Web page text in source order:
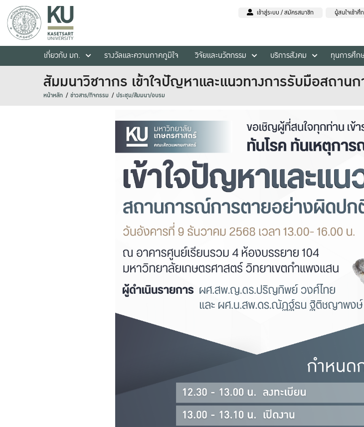
เข้าสู่ระบบ / สมัครสมาชิก ผู้สนใจเข้าศึ
เกี่ยวกับ มก.
รางวัลและความภาคภูมิใจ วิจัยและนวัตกรรม บริการสังคม ทุนการศึก
สัมมนาวิชาากร เข้าใจปัญหาและแนวทางการรับมือสถา
หน้าหลัก ข่าวสาร/กิจกรรม ประชุม/สัมมนา/อบรม